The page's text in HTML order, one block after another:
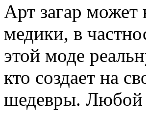
Арт загар может
медики, в
этой моде
кто создает на
шедевры. Любой